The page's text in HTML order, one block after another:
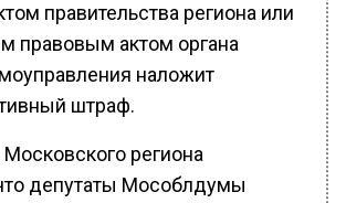
правительства региона или
правовым актом органа
наложит
штраф.
региона
депутаты Мособлдумы